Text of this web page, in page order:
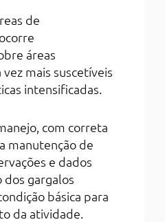
de
áreas
mais suscetíveis
intensificadas.
com correta
manutenção de
e dados
gargalos
básica para
da atividade.